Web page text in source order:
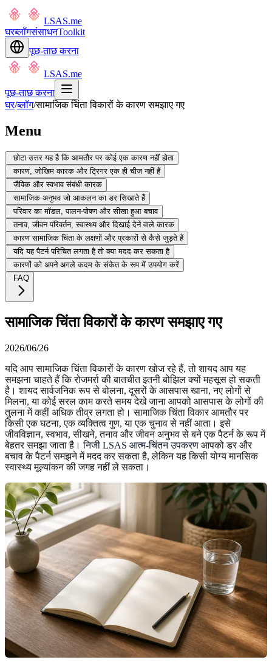
LSAS.me
घरब्लॉगसंसाधनToolkit
पूछ-ताछ करना
LSAS.me
पूछ-ताछ करना
घर/ब्लॉग/सामाजिक चिंता विकारों के कारण समझाए गए
Menu
छोटा उत्तर यह है कि आमतौर पर कोई एक कारण नहीं होता
कारण, जोखिम कारक और ट्रिगर एक ही चीज नहीं हैं
जैविक और स्वभाव संबंधी कारक
सामाजिक अनुभव जो आकलन का डर सिखाते हैं
परिवार का मॉडल, पालन-पोषण और सीखा हुआ बचाव
तनाव, जीवन परिवर्तन, स्वास्थ्य और दिखाई देने वाले कारक
कारण सामाजिक चिंता के लक्षणों और प्रकारों से कैसे जुड़ते हैं
यदि यह पैटर्न परिचित लगता है तो क्या मदद कर सकता है
कारणों को अपने अगले कदम के संकेत के रूप में उपयोग करें
FAQ
सामाजिक चिंता विकारों के कारण समझाए गए
2026/06/26
यदि आप सामाजिक चिंता विकारों के कारण खोज रहे हैं, तो शायद आप यह
समझना चाहते हैं कि रोजमर्रा की बातचीत इतनी बोझिल क्यों महसूस हो सकती
है। शायद सार्वजनिक रूप से बोलना, दूसरों के आसपास खाना, नए लोगों से
मिलना, या कोई सरल काम करते समय देखे जाना आपको आसपास के लोगों की
तुलना में कहीं अधिक तीव्र लगता हो। सामाजिक चिंता विकार आमतौर पर
किसी एक घटना, एक व्यक्तित्व गुण, या एक चुनाव से नहीं आता। इसे
जीवविज्ञान, स्वभाव, सीखने, तनाव और जीवन अनुभव से बने एक पैटर्न के रूप में
बेहतर समझा जाता है।निजी LSAS आत्म-चिंतन उपकरण आपको डर और
बचाव के पैटर्न समझने में मदद कर सकता है, लेकिन यह किसी योग्य मानसिक
स्वास्थ्य मूल्यांकन की जगह नहीं ले सकता।